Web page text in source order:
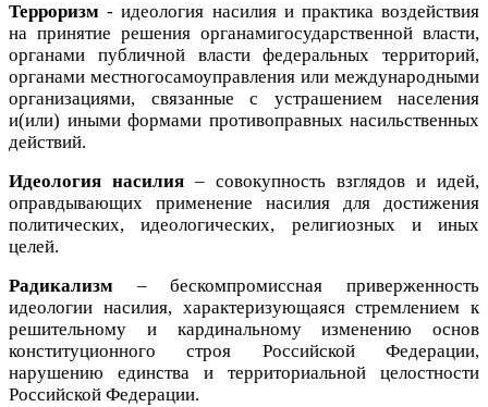
Терроризм - идеология насилия и практика воздействия
на принятие решения органамигосударственной власти,
органами публичной власти федеральных территорий,
органами местногосамоуправления или международными
организациями, связанные с устрашением населения
и(или) иными формами противоправных насильственных
действий.
Идеология насилия – совокупность взглядов и идей,
оправдывающих применение насилия для достижения
политических, идеологических, религиозных и иных
целей.
Радикализм – бескомпромиссная приверженность
идеологии насилия, характеризующаяся стремлением к
решительному и кардинальному изменению основ
конституционного строя Российской Федерации,
нарушению единства и территориальной целостности
Российской Федерации.